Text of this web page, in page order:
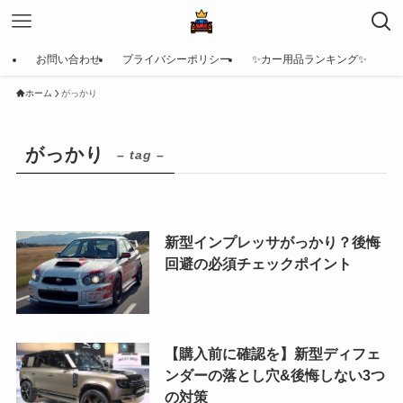
お問い合わせ プライバシーポリシー ✨カー用品ランキング✨
ホーム がっかり
がっかり – tag –
新型インプレッサがっかり？後悔
回避の必須チェックポイント
【購入前に確認を】新型ディフェ
ンダーの落とし穴&後悔しない3つ
の対策